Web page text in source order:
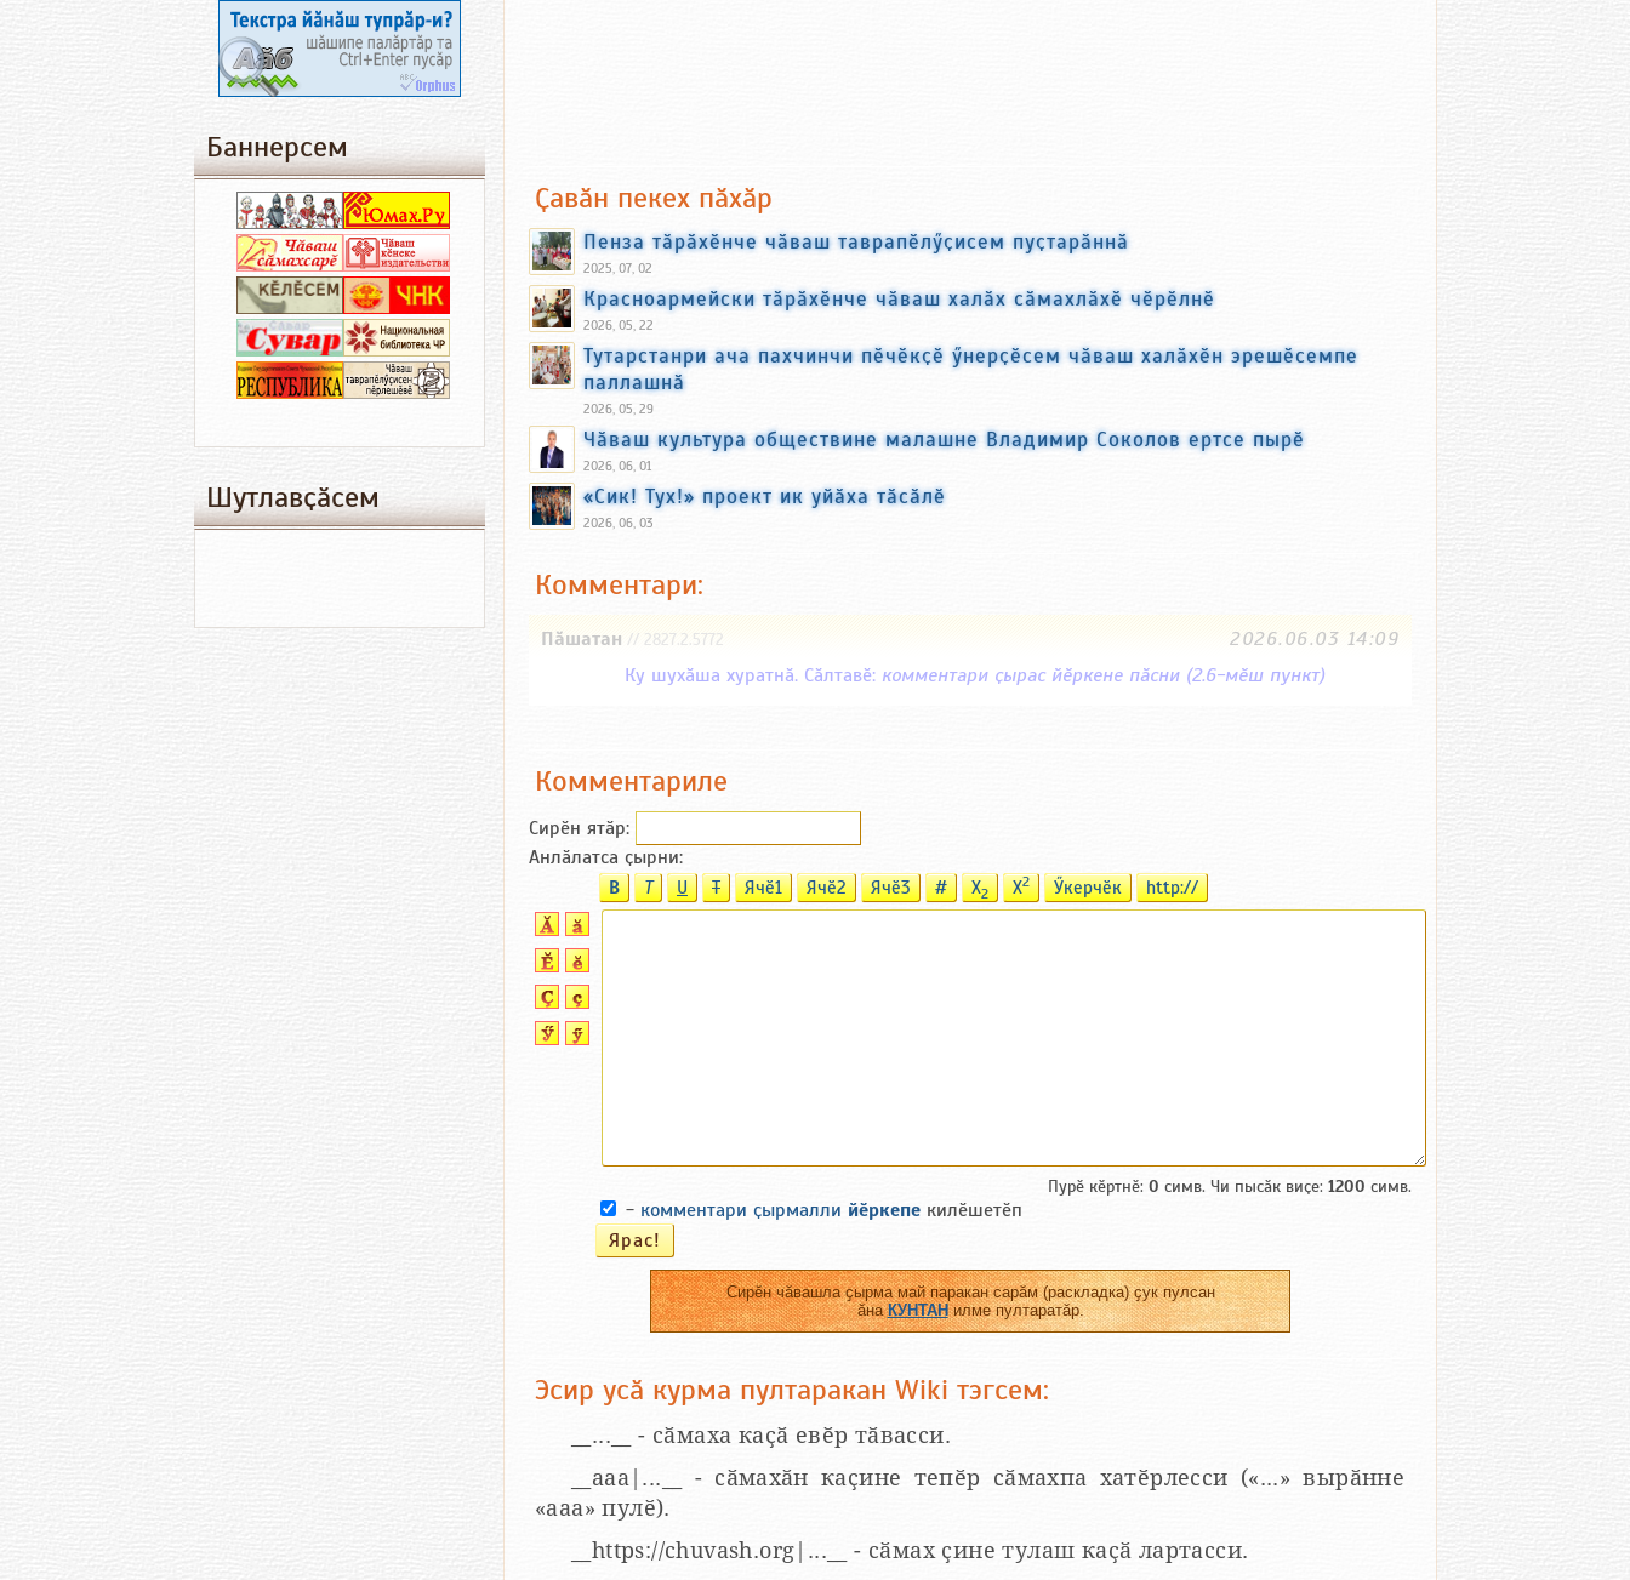
Ҫавӑн пекех пӑхӑр
Пенза тӑрӑхӗнче чӑваш таврапӗлӳҫисем пуҫтарӑннӑ
2025, 07, 02
Красноармейски тӑрӑхӗнче чӑваш халӑх сӑмахлӑхӗ чӗрӗлнӗ
2026, 05, 22
Тутарстанри ача пахчинчи пӗчӗкҫӗ ӳнерҫӗсем чӑваш халӑхӗн эрешӗсемпе
паллашнӑ
2026, 05, 29
Чӑваш культура обществине малашне Владимир Соколов ертсе пырӗ
2026, 06, 01
«Сик! Тух!» проект ик уйӑха тӑсӑлӗ
2026, 06, 03
Комментари:
Пăшатан // 2827.2.5772
2026.06.03 14:09
Ку шухӑша хуратнӑ. Сӑлтавӗ: комментари ҫырас йӗркене пӑсни (2.6-мӗш пункт)
Комментариле
Сирӗн ятӑp:
Анлӑлатса ҫырни:
B T U T Ячӗ1 Ячӗ2 Ячӗ3 # X2 X2 Ӳкерчӗк http://
Пурӗ кӗртнӗ: 0 симв. Чи пысӑк виҫе: 1200 симв.
- комментари ҫырмалли йӗркепе килӗшетӗп
Сирӗн чӑвашла ҫырма май паракан сарӑм (раскладка) ҫук пулсан
ӑнаКУНТАНилме пултаратӑр.
Эсир усӑ курма пултаракан Wiki тэгсем:
__...__ - сӑмаха каҫӑ евӗр тӑвасси.
__aaa|...__ - сӑмахӑн каҫине тепӗр сӑмахпа хатӗрлесси («...» вырӑнне
«ааа» пулӗ).
__https://chuvash.org|...__ - сӑмах ҫине тулаш каҫӑ лартасси.
Баннерсем
Шутлавҫӑсем